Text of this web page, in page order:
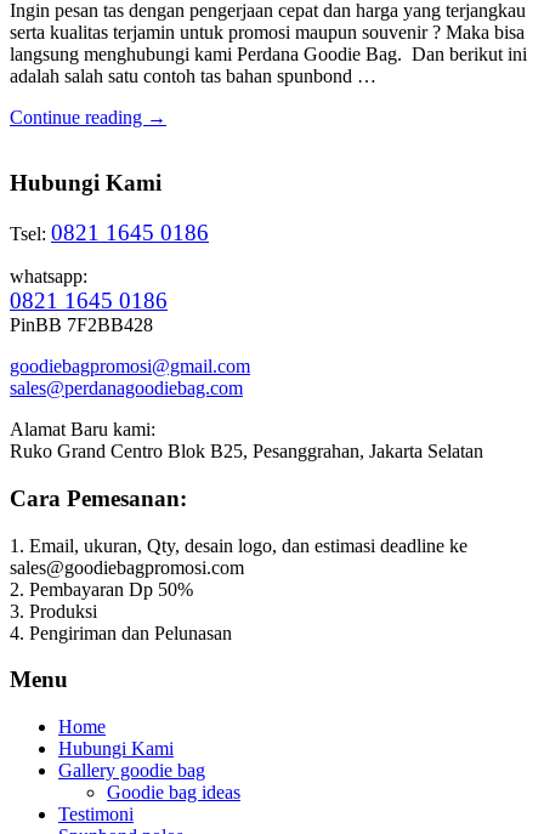
Ingin pesan tas dengan pengerjaan cepat dan harga yang terjangkau
serta kualitas terjamin untuk promosi maupun souvenir ? Maka bisa
langsung menghubungi kami Perdana Goodie Bag. Dan berikut ini
adalah salah satu contoh tas bahan spunbond …
Continue reading →
Hubungi Kami
Tsel: 0821 1645 0186
whatsapp:
0821 1645 0186
PinBB 7F2BB428
goodiebagpromosi@gmail.com
sales@perdanagoodiebag.com
Alamat Baru kami:
Ruko Grand Centro Blok B25, Pesanggrahan, Jakarta Selatan
Cara Pemesanan:
1. Email, ukuran, Qty, desain logo, dan estimasi deadline ke
sales@goodiebagpromosi.com
2. Pembayaran Dp 50%
3. Produksi
4. Pengiriman dan Pelunasan
Menu
Home
Hubungi Kami
Gallery goodie bag
Goodie bag ideas
Testimoni